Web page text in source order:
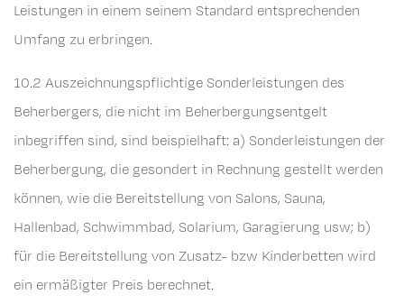
Leistungen in einem seinem Standard entsprechenden
Umfang zu erbringen.
10.2 Auszeichnungspflichtige Sonderleistungen des
Beherbergers, die nicht im Beherbergungsentgelt
inbegriffen sind, sind beispielhaft: a) Sonderleistungen der
Beherbergung, die gesondert in Rechnung gestellt werden
können, wie die Bereitstellung von Salons, Sauna,
Hallenbad, Schwimmbad, Solarium, Garagierung usw; b)
für die Bereitstellung von Zusatz- bzw Kinderbetten wird
ein ermäßigter Preis berechnet.